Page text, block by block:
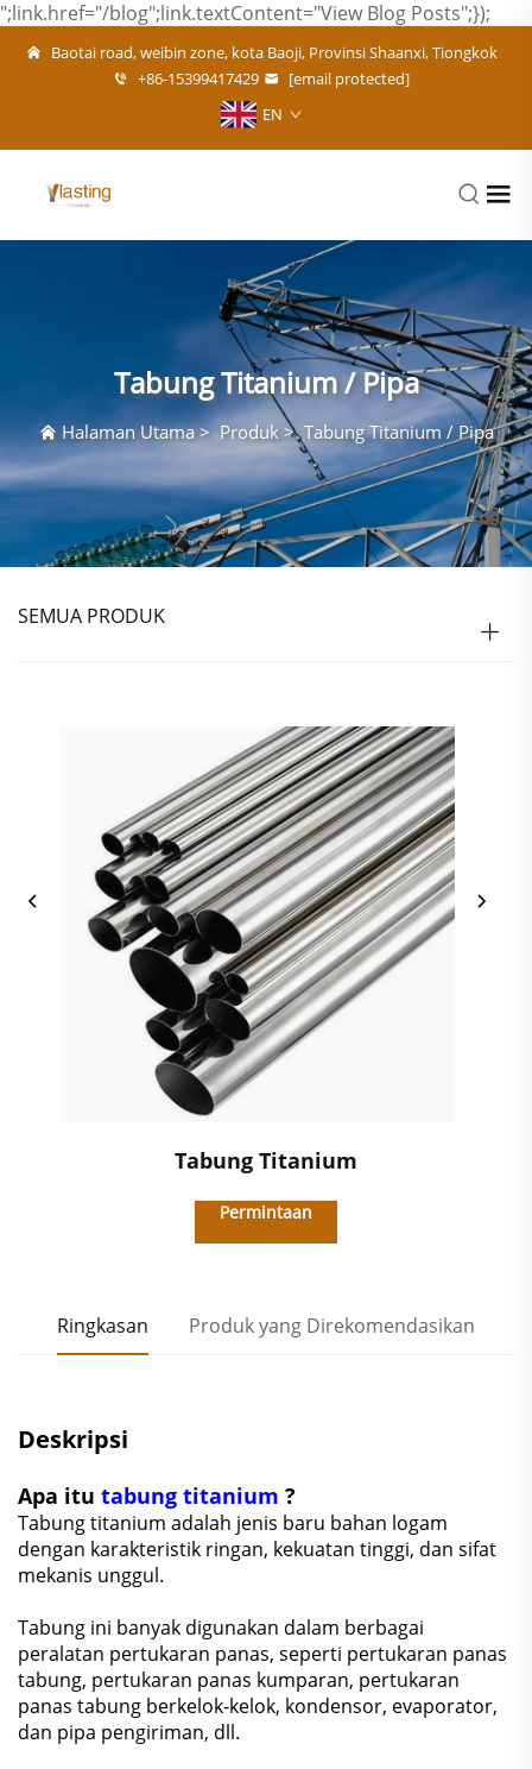
";link.href="/blog";link.textContent="View Blog Posts";});
Baotai road, weibin zone, kota Baoji, Provinsi Shaanxi, Tiongkok
+86-15399417429
[email protected]
EN
Tabung Titanium / Pipa
Halaman Utama>Produk>Tabung Titanium / Pipa
SEMUA PRODUK
Tabung Titanium
Permintaan
Ringkasan Produk yang Direkomendasikan
Deskripsi
Apa itu tabung titanium ?
Tabung titanium adalah jenis baru bahan logam
dengan karakteristik ringan, kekuatan tinggi, dan sifat
mekanis unggul.
Tabung ini banyak digunakan dalam berbagai
peralatan pertukaran panas, seperti pertukaran panas
tabung, pertukaran panas kumparan, pertukaran
panas tabung berkelok-kelok, kondensor, evaporator,
dan pipa pengiriman, dll.